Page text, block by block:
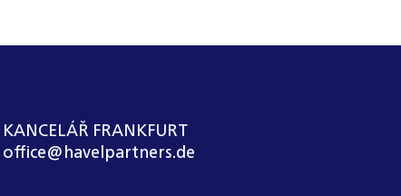
KANCELÁŘ FRANKFURT
office@havelpartners.de